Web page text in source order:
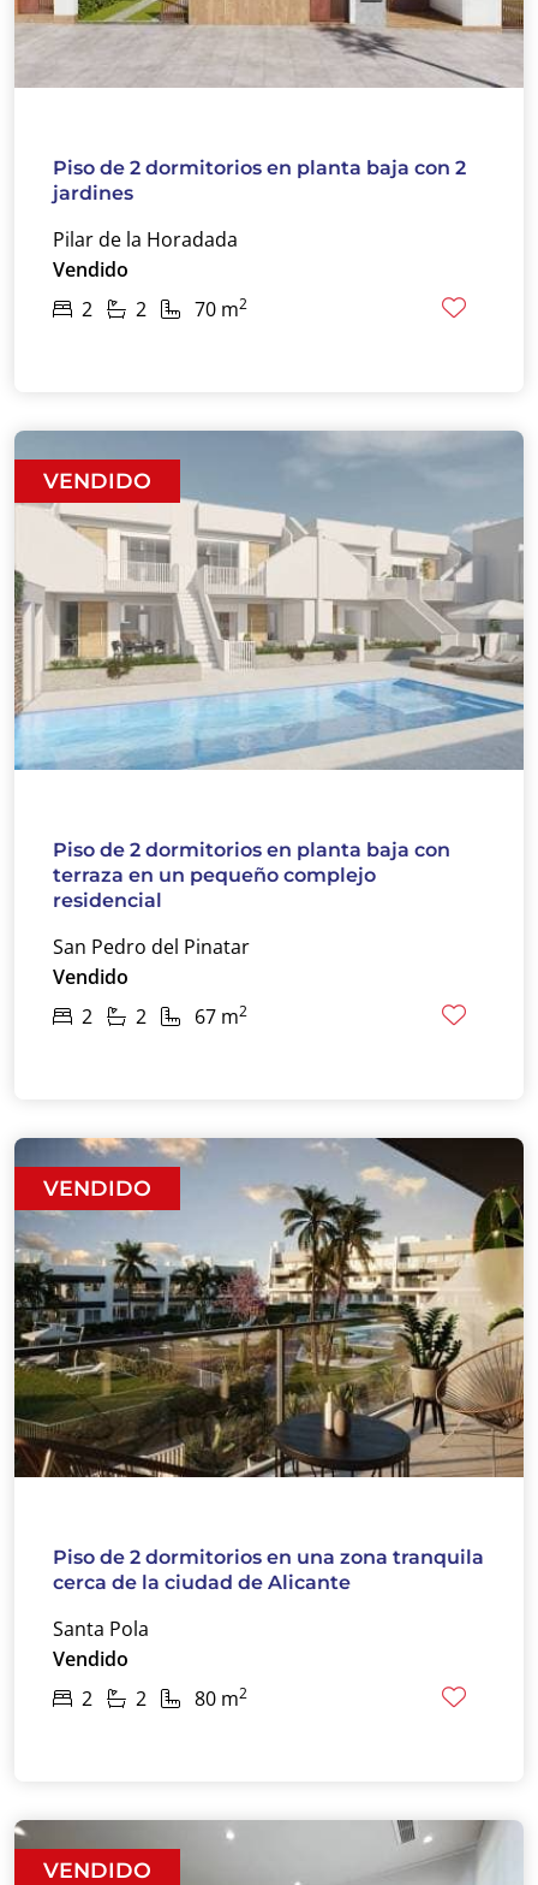
Piso de 2 dormitorios en planta baja con 2
jardines
Pilar de la Horadada
Vendido
2
2 70 m2
VENDIDO
Piso de 2 dormitorios en planta baja con
terraza en un pequeño complejo
residencial
San Pedro del Pinatar
Vendido
2
2 67 m2
VENDIDO
Piso de 2 dormitorios en una zona tranquila
cerca de la ciudad de Alicante
Santa Pola
Vendido
2
2 80 m2
VENDIDO